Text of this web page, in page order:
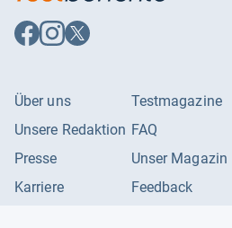
Auf
Facebook
Auf
Instagram
Auf
X
Über uns
Unsere Redaktion
Presse
Karriere
Testmagazine
FAQ
Unser Magazin
Feedback